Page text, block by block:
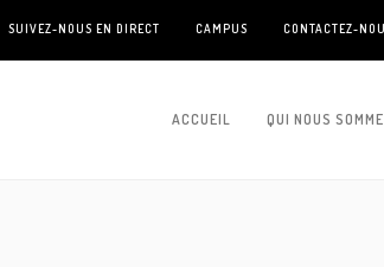
SUIVEZ-NOUS EN DIRECT CAMPUS CONTACTEZ-
ACCUEIL QUI NOUS